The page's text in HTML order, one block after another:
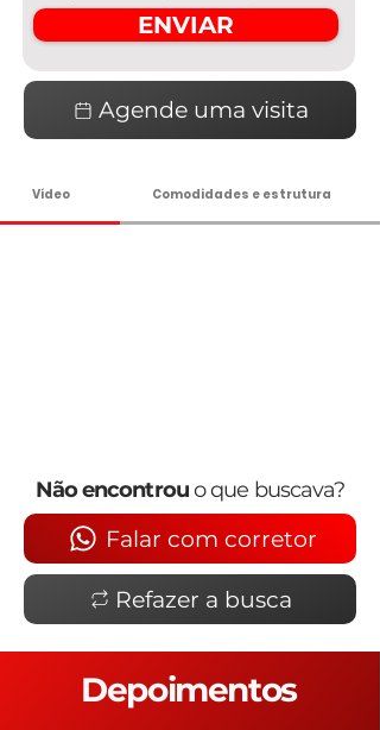
ENVIAR
Agende uma visita
Vídeo Comodidades e estrutura
Não encontrouo que buscava?
Falar com corretor
Refazer a busca
Depoimentos